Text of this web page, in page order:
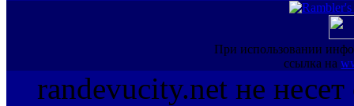
При использовании
ссылка на
randevucity.net не несет